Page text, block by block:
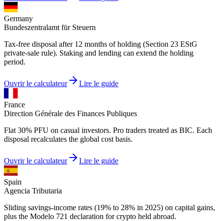
Germany
Bundeszentralamt für Steuern
Tax-free disposal after 12 months of holding (Section 23 EStG
private-sale rule). Staking and lending can extend the holding
period.
Ouvrir le calculateur Lire le guide
France
Direction Générale des Finances Publiques
Flat 30% PFU on casual investors. Pro traders treated as BIC. Each
disposal recalculates the global cost basis.
Ouvrir le calculateur Lire le guide
Spain
Agencia Tributaria
Sliding savings-income rates (19% to 28% in 2025) on capital gains,
plus the Modelo 721 declaration for crypto held abroad.